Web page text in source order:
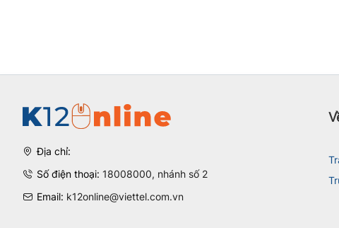
Địa chỉ:
Số điện thoại: 18008000, nhánh số 2
Email: k12online@viettel.com.vn